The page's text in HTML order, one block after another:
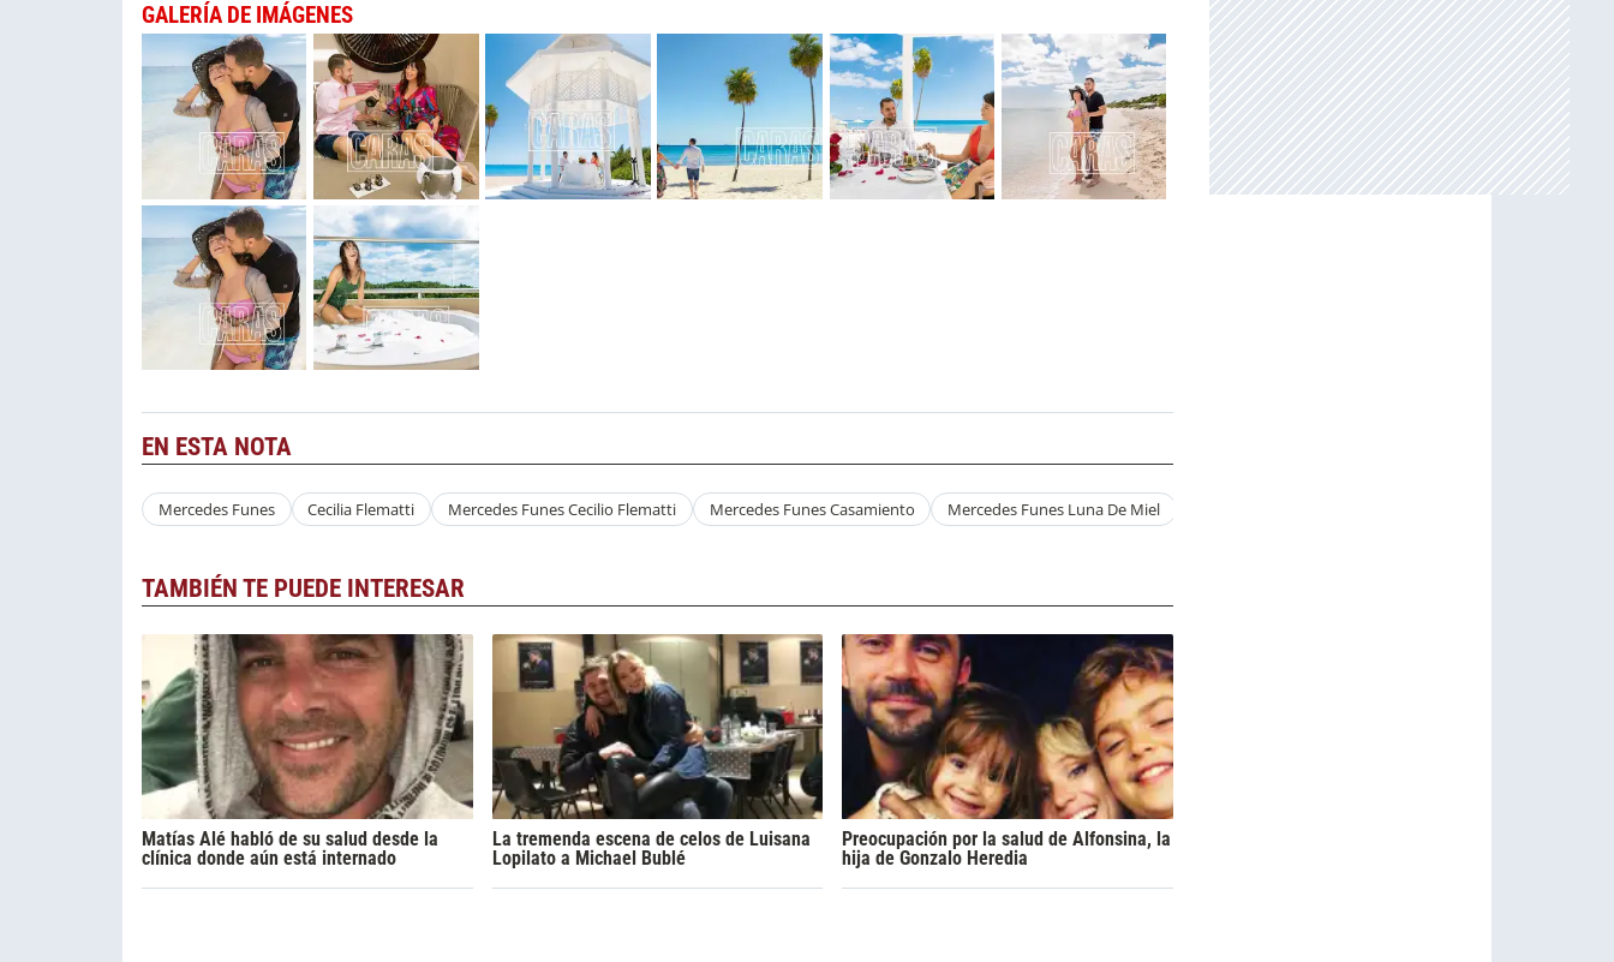
GALERÍA DE IMÁGENES
EN ESTA NOTA
Mercedes Funes Cecilia Flematti Mercedes Funes Cecilio Flematti Mercedes Funes Casamiento Mercedes Funes Luna De Miel
TAMBIÉN TE PUEDE INTERESAR
Matías Alé habló de su salud desde la
clínica donde aún está internado
La tremenda escena de celos de Luisana
Lopilato a Michael Bublé
Preocupación por la salud de Alfonsina, la
hija de Gonzalo Heredia